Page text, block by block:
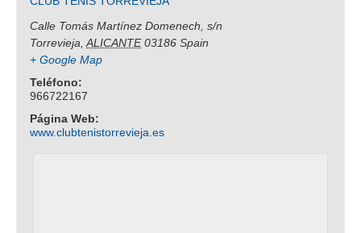
Calle Tomás Martínez Domenech, s/n
Torrevieja ALICANTE 03186 Spain
+ Google Map
Teléfono:
966722167
Página Web:
www.clubtenistorrevieja.es